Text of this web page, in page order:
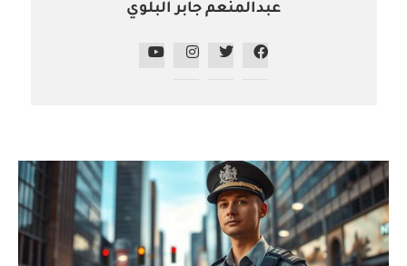
عبدالمنعم جابر البلوي